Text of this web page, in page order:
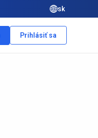
sk
Prihlásiť sa